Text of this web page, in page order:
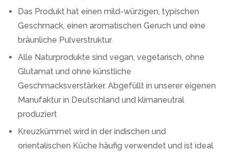
Das Produkt hat einen mild-würzigen, typischen
Geschmack, einen aromatischen Geruch und eine
bräunliche Pulverstruktur
Alle Naturprodukte sind vegan, vegetarisch, ohne
Glutamat und ohne künstliche
Geschmacksverstärker. Abgefüllt in unserer eigenen
Manufaktur in Deutschland und klimaneutral
produziert
Kreuzkümmel wird in der indischen und
orientalischen Küche häufig verwendet und ist ideal